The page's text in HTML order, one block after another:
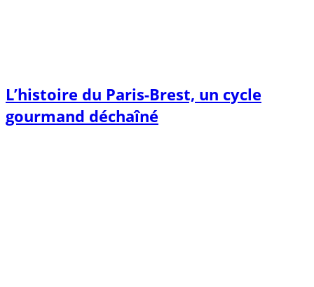
L’histoire du Paris-Brest, un cycle
gourmand déchaîné